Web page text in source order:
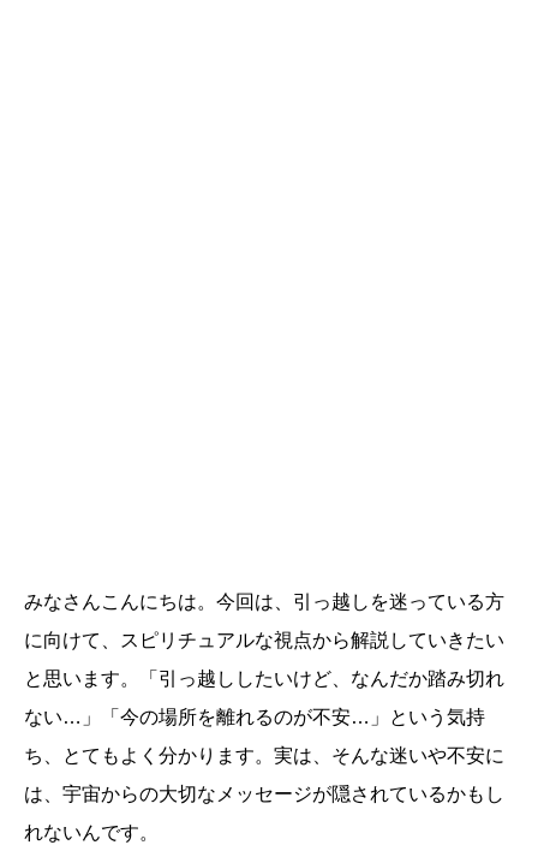
みなさんこんにちは。今回は、引っ越しを迷っている方
に向けて、スピリチュアルな視点から解説していきたい
と思います。「引っ越ししたいけど、なんだか踏み切れ
ない…」「今の場所を離れるのが不安…」という気持
ち、とてもよく分かります。実は、そんな迷いや不安に
は、宇宙からの大切なメッセージが隠されているかもし
れないんです。